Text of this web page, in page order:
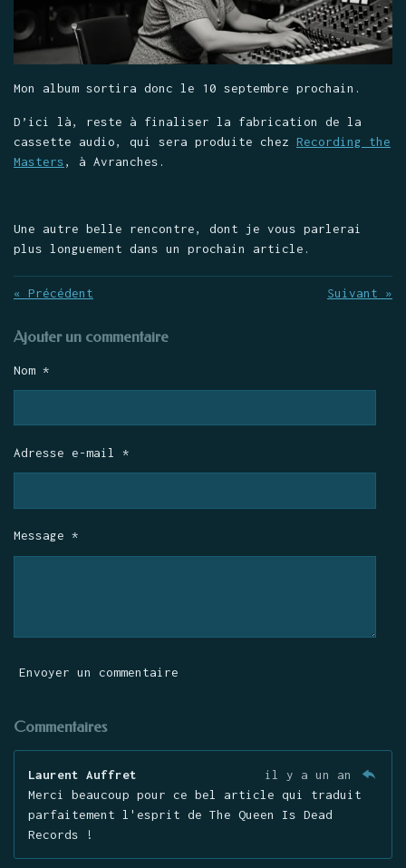
Mon album sortira donc le 10 septembre prochain.
D’ici là, reste à finaliser la fabrication de la
cassette audio, qui sera produite chez Recording the
Masters, à Avranches.
Une autre belle rencontre, dont je vous parlerai
plus longuement dans un prochain article.
« Précédent Suivant »
Ajouter un commentaire
Nom *
Adresse e-mail *
Message *
Envoyer un commentaire
Commentaires
Laurent Auffret
il y a un an
Merci beaucoup pour ce bel article qui traduit
parfaitement l'esprit de The Queen Is Dead
Records !